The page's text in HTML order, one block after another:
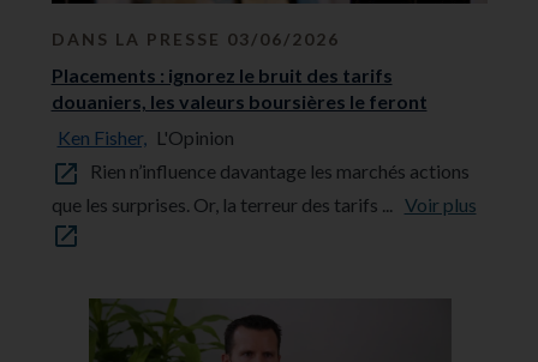
DANS LA PRESSE 03/06/2026
Placements : ignorez le bruit des tarifs
douaniers, les valeurs boursières le feront
Ken Fisher, L'Opinion
Rien n’influence davantage les marchés actions
que les surprises. Or, la terreur des tarifs ... Voir plus